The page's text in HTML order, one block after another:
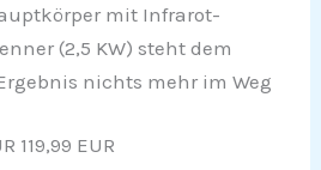
mit Infrarot-
(2,5 KW) steht dem
nichts mehr im Weg
119,99 EUR